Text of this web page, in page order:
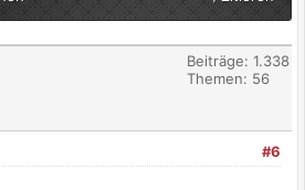
Beiträge: 1.338
Themen: 56
#6